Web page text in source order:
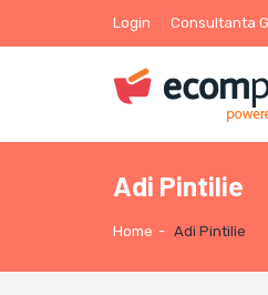
Login Consultanta
Adi Pintilie
Home - Adi Pintilie